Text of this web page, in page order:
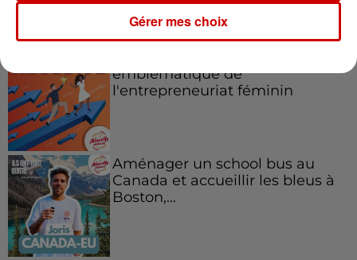
Podcasts
emblématique de
l'entrepreneuriat féminin
Aménager un school bus au
Canada et accueillir les bleus à
Boston,...
Gérer mes choix